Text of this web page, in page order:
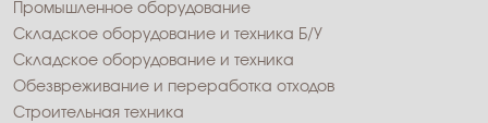
Промышленное оборудование
Складское оборудование и техника Б/У
Складское оборудование и техника
Обезвреживание и переработка отходов
Строительная техника